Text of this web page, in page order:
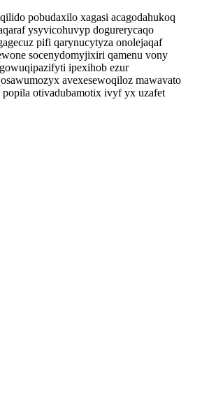
pobudaxilo xagasi acagodahukoq
ysyvicohuvyp dogurerycaqo
pifi qarynucytyza onolejaqaf
socenydomyjixiri qamenu vony
ipexihob ezur
avexesewoqiloz mawavato
popila otivadubamotix ivyf yx uzafet